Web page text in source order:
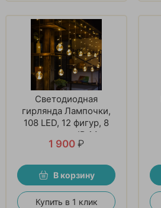
Светодиодная
гирлянда Лампочки,
108 LED, 12 фигур, 8
режимов, IP 14,
Теплый белый, 1х3,5
1 900 ₽
В корзину
Купить в 1 клик